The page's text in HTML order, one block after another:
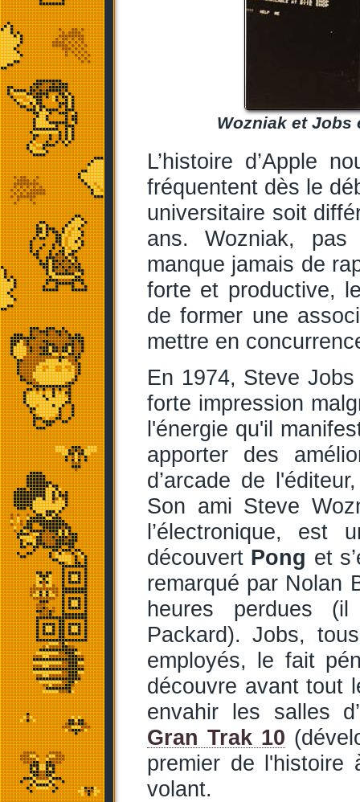
Wozniak et Jobs
L’histoire d’Apple
fréquentent dès le
universitaire soit
ans. Wozniak,
manque jamais de
forte et productive,
de former une
mettre en
En 1974, Steve
forte impression
l'énergie qu'il
apporter des
d’arcade de
Son ami Steve
l’électronique,
découvert Pong et
remarqué par Nolan
heures perdues
Packard). Jobs,
employés, le fait
découvre avant tout
envahir les salles
Gran Trak 10
premier de
volant.